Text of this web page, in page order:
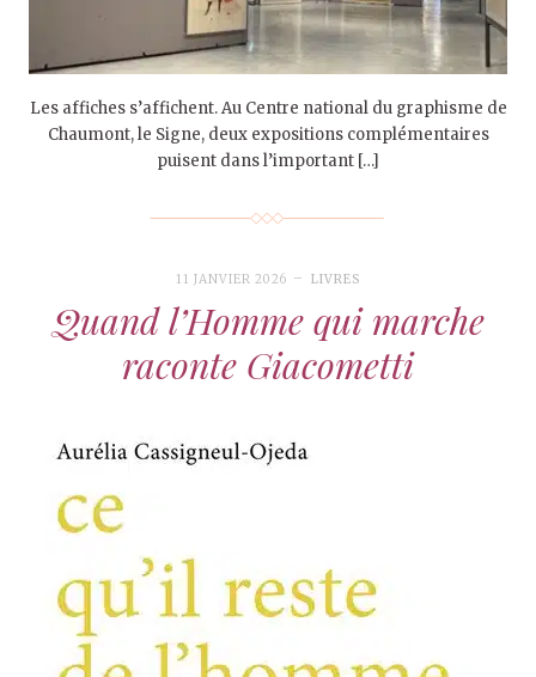
Les affiches s’affichent. Au Centre national du graphisme de
Chaumont, le Signe, deux expositions complémentaires
puisent dans l’important […]
11 JANVIER 2026 LIVRES
Quand l’Homme qui marche
raconte Giacometti